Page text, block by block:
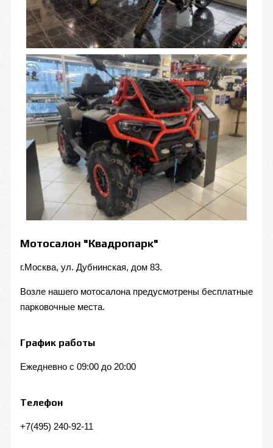
Мотосалон "Квадропарк"
г.Москва, ул. Дубнинская, дом 83.
Возле нашего мотосалона предусмотрены бесплатные
парковочные места.
График работы
Ежедневно с 09:00 до 20:00
Телефон
+7(495) 240-92-11